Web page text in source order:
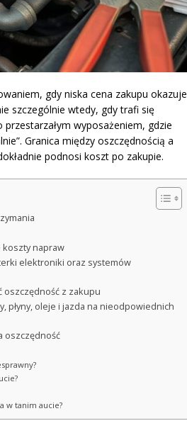
gdy niska cena zakupu okazuje
szczególnie wtedy, gdy trafi się
wyposażeniem, gdzie
Granica między oszczędnością a
podnosi koszt po zakupie.
koszty napraw
elektroniki oraz systemów
oszczędność z zakupu
płyny, oleje i jazda na nieodpowiednich
oszczędność
w tanim aucie?